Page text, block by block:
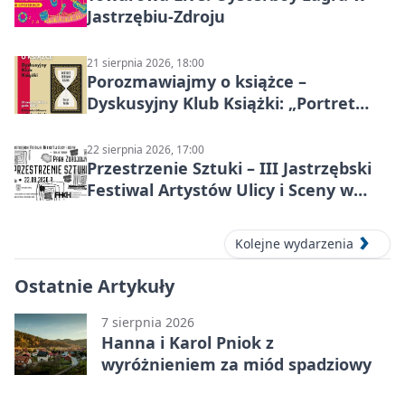
Jastrzębiu-Zdroju
21 sierpnia 2026, 18:00
Porozmawiajmy o książce –
Dyskusyjny Klub Książki: „Portret
22 sierpnia 2026, 17:00
Przestrzenie Sztuki – III Jastrzębski
Festiwal Artystów Ulicy i Sceny w
Kolejne wydarzenia
Ostatnie Artykuły
7 sierpnia 2026
Hanna i Karol Pniok z
wyróżnieniem za miód spadziowy